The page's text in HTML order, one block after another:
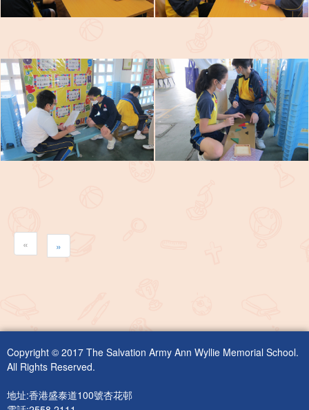
« »
Copyright © 2017 The Salvation Army Ann Wyllie Memorial School.
All Rights Reserved.
地址:香港盛泰道100號杏花邨